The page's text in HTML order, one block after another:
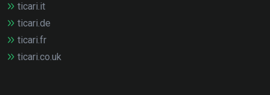
ticari.it
ticari.de
ticari.fr
ticari.co.uk